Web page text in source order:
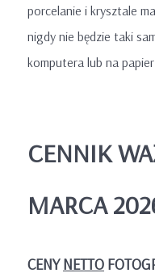
porcelanie i krysztale
nigdy nie będzie taki
komputera lub na
CENNIK
MARCA
CENYNETTO